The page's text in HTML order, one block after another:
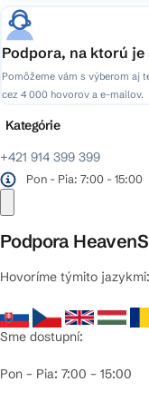
Podpora, na ktorú je
Pomôžeme vám s výberom aj
cez 4 000 hovorov a e-mailov.
+421 914 399 399
Pon - Pia: 7:00 - 15:00
Podpora
Hovoríme týmito jazykmi:
Sme dostupní:
Pon – Pia: 7:00 – 15:00
Kategórie